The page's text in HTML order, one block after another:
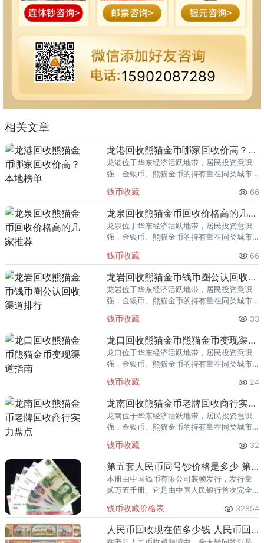
15902087289
相关文章
龙港回收熊猫金币哪家回收价高？本地榜单
龙港位于华东经济活跃地带，居民投资意识
强，金银币、熊猫金币的持有量在同类城市
熊猫金币的需求就明显升温，但鱼龙混杂的
回收渠道里，能精准识别版别溢
钱币收藏 66
龙泉回收熊猫金币回收价格高的几家推荐
龙泉位于华东经济活跃地带，居民投资意识
强，金银币、熊猫金币的持有量在同类城市
熊猫金币的需求就明显升温，但鱼龙混杂的
回收渠道里，能精准识别版别溢
钱币收藏 66
龙岩回收熊猫金币钱币圈公认回收渠道排行
龙岩位于华东经济活跃地带，居民投资意识
强，金银币、熊猫金币的持有量在同类城市
熊猫金币的需求就明显升温，但鱼龙混杂的
回收渠道里，能精准识别版别溢
钱币收藏 33
龙口回收熊猫金币熊猫金币变现渠道指南
龙口位于华东经济活跃地带，居民投资意识
强，金银币、熊猫金币的持有量在同类城市
熊猫金币的需求就明显升温，但鱼龙混杂的
回收渠道里，能精准识别版别溢
钱币收藏 24
龙南回收熊猫金币老牌回收商行实力盘点
龙南位于华东经济活跃地带，居民投资意识
强，金银币、熊猫金币的持有量在同类城市
熊猫金币的需求就明显升温，但鱼龙混杂的
回收渠道里，能精准识别版别溢
钱币收藏 32
第五套人民币同号钞价格是多少 第五套人民币同号钞价格表
本册由中国钱币有限公司装帧发行，发行量
贰万五千册。它是由中国人民银行首次完全
钱币收藏价格表 32854
人民币回收现在值多少钱 人民币回收价格表2020